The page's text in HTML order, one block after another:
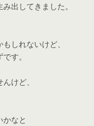
出してきました。
しれないけど、
す。
けど、
かなと